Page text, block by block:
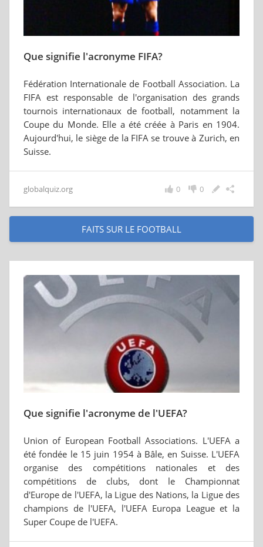
Que signifie l'acronyme FIFA?
Fédération Internationale de Football Association. La
FIFA est responsable de l'organisation des grands
tournois internationaux de football, notamment la
Coupe du Monde. Elle a été créée à Paris en 1904.
Aujourd'hui, le siège de la FIFA se trouve à Zurich, en
Suisse.
globalquiz.org 0
0
FAITS SUR LE FOOTBALL
Que signifie l'acronyme de l'UEFA?
Union of European Football Associations. L'UEFA a
été fondée le 15 juin 1954 à Bâle, en Suisse. L'UEFA
organise des compétitions nationales et des
compétitions de clubs, dont le Championnat
d'Europe de l'UEFA, la Ligue des Nations, la Ligue des
champions de l'UEFA, l'UEFA Europa League et la
Super Coupe de l'UEFA.